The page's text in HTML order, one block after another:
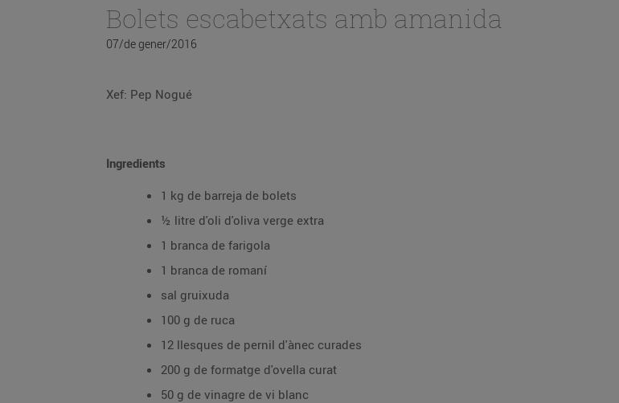
Bolets escabetxats amb amanida
07/de gener/2016
Xef: Pep Nogué
Ingredients
1 kg de barreja de bolets
½ litre d'oli d'oliva verge extra
1 branca de farigola
1 branca de romaní
sal gruixuda
100 g de ruca
12 llesques de pernil d'ànec curades
200 g de formatge d'ovella curat
50 g de vinagre de vi blanc